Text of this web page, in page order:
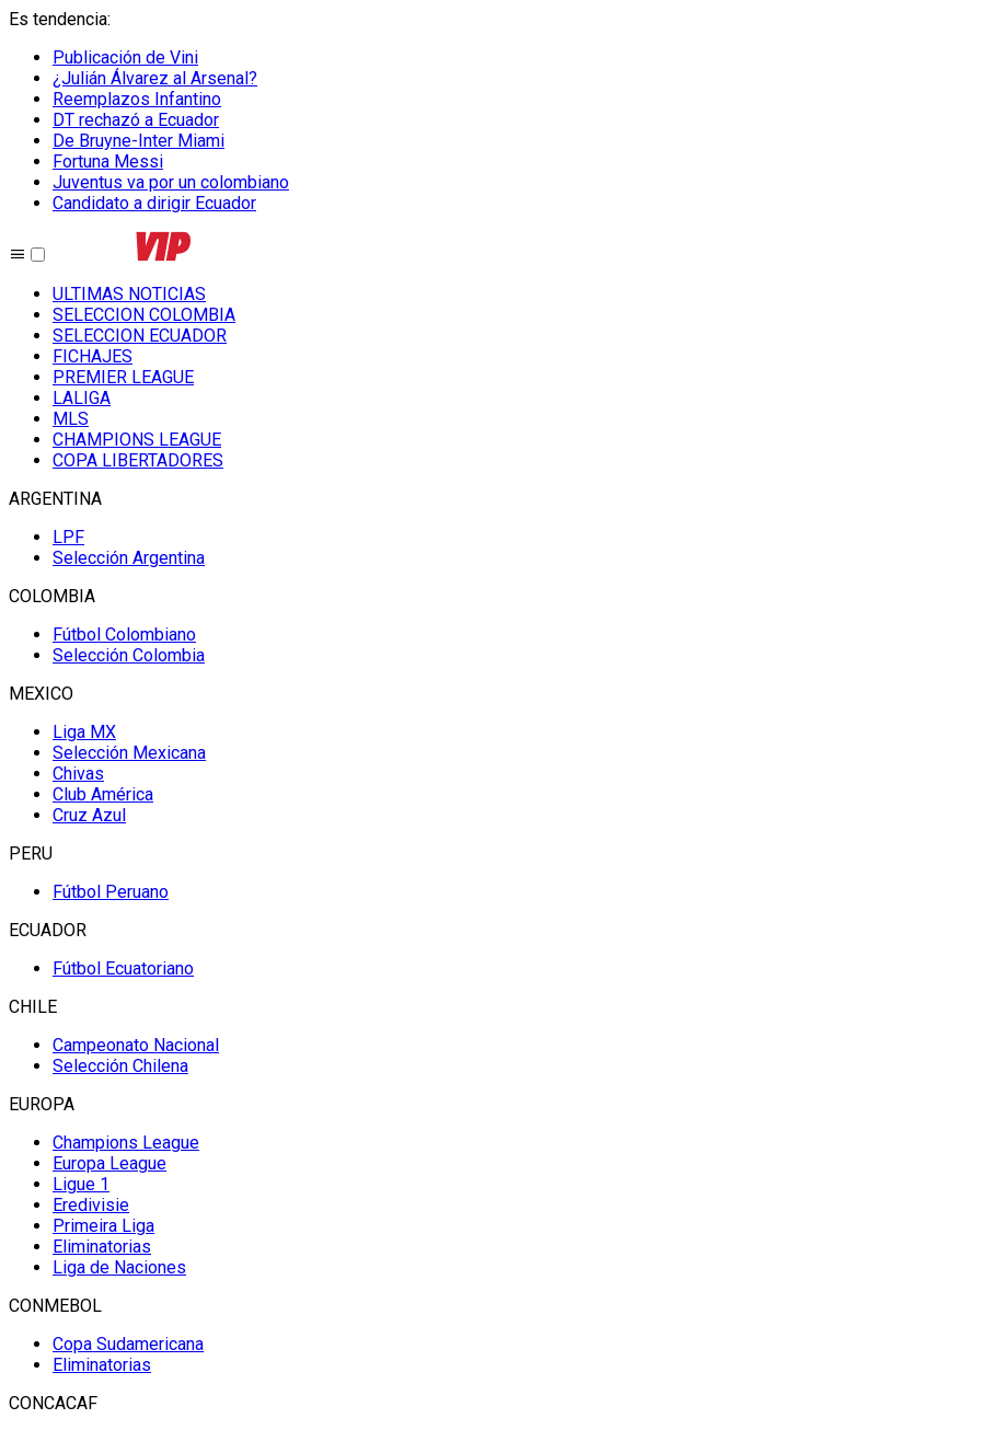
Es tendencia:
Publicación de Vini
¿Julián Álvarez al Arsenal?
Reemplazos Infantino
DT rechazó a Ecuador
De Bruyne-Inter Miami
Fortuna Messi
Juventus va por un colombiano
Candidato a dirigir Ecuador
ULTIMAS NOTICIAS
SELECCION COLOMBIA
SELECCION ECUADOR
FICHAJES
PREMIER LEAGUE
LALIGA
MLS
CHAMPIONS LEAGUE
COPA LIBERTADORES
ARGENTINA
LPF
Selección Argentina
COLOMBIA
Fútbol Colombiano
Selección Colombia
MEXICO
Liga MX
Selección Mexicana
Chivas
Club América
Cruz Azul
PERU
Fútbol Peruano
ECUADOR
Fútbol Ecuatoriano
CHILE
Campeonato Nacional
Selección Chilena
EUROPA
Champions League
Europa League
Ligue 1
Eredivisie
Primeira Liga
Eliminatorias
Liga de Naciones
CONMEBOL
Copa Sudamericana
Eliminatorias
CONCACAF